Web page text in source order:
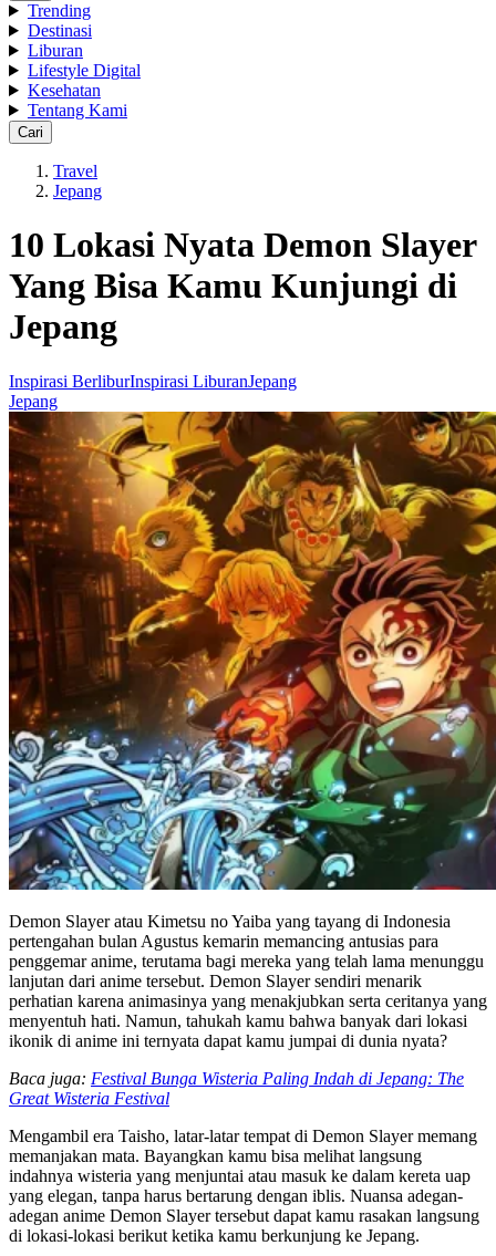
Trending
Destinasi
Liburan
Lifestyle Digital
Kesehatan
Tentang Kami
Cari
Travel
Jepang
10 Lokasi Nyata Demon Slayer
Yang Bisa Kamu Kunjungi di
Jepang
Inspirasi BerliburInspirasi LiburanJepang
Jepang
Demon Slayer atau Kimetsu no Yaiba yang tayang di Indonesia
pertengahan bulan Agustus kemarin memancing antusias para
penggemar anime, terutama bagi mereka yang telah lama menunggu
lanjutan dari anime tersebut. Demon Slayer sendiri menarik
perhatian karena animasinya yang menakjubkan serta ceritanya yang
menyentuh hati. Namun, tahukah kamu bahwa banyak dari lokasi
ikonik di anime ini ternyata dapat kamu jumpai di dunia nyata?
Baca juga: Festival Bunga Wisteria Paling Indah di Jepang: The
Great Wisteria Festival
Mengambil era Taisho, latar-latar tempat di Demon Slayer memang
memanjakan mata. Bayangkan kamu bisa melihat langsung
indahnya wisteria yang menjuntai atau masuk ke dalam kereta uap
yang elegan, tanpa harus bertarung dengan iblis. Nuansa adegan-
adegan anime Demon Slayer tersebut dapat kamu rasakan langsung
di lokasi-lokasi berikut ketika kamu berkunjung ke Jepang.